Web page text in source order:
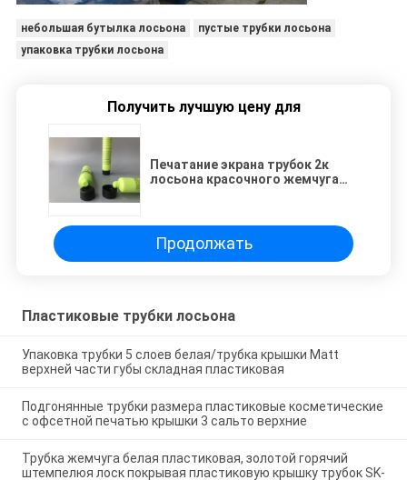
небольшая бутылка лосьона
пустые трубки лосьона
упаковка трубки лосьона
Получить лучшую цену для
Печатание экрана трубок 2к
лосьона красочного жемчуга
Продолжать
Пластиковые трубки лосьона
Упаковка трубки 5 слоев белая/трубка крышки Matt
верхней части губы складная пластиковая
Подгонянные трубки размера пластиковые косметические
с офсетной печатью крышки 3 сальто верхние
Трубка жемчуга белая пластиковая, золотой горячий
штемпелюя лоск покрывая пластиковую крышку трубок SK-